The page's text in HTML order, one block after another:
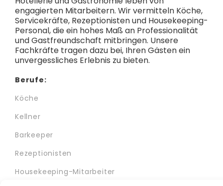
engagierten Mitarbeitern. Wir vermitteln Köche,
Servicekräfte, Rezeptionisten und Housekeeping-
Personal, die ein hohes Maß an Professionalität
und Gastfreundschaft mitbringen. Unsere
Fachkräfte tragen dazu bei, Ihren Gästen ein
unvergessliches Erlebnis zu bieten.
Berufe:
Köche
Kellner
Barkeeper
Rezeptionisten
Housekeeping-Mitarbeiter